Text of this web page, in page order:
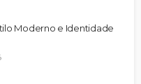
Moderno e Identidade